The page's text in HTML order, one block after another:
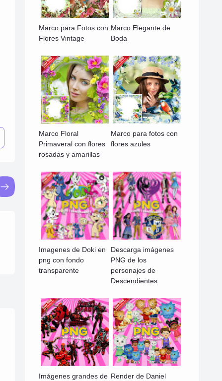
Marco para Fotos con
Flores Vintage
Marco Elegante de
Boda
Marco Floral
Primaveral con flores
rosadas y amarillas
Marco para fotos con
flores azules
Imagenes de Doki en
png con fondo
transparente
Descarga imágenes
PNG de los
personajes de
Descendientes
Imágenes grandes de Render de Daniel